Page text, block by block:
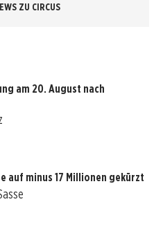
ZU CIRCUS
am 20. August nach
auf minus 17 Millionen gekürzt